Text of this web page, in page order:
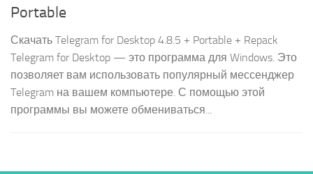
Portable
Скачать Telegram for Desktop 4.8.5 + Portable + Repack
Telegram for Desktop — это программа для Windows. Это
позволяет вам использовать популярный мессенджер
Telegram на вашем компьютере. С помощью этой
программы вы можете обмениваться...